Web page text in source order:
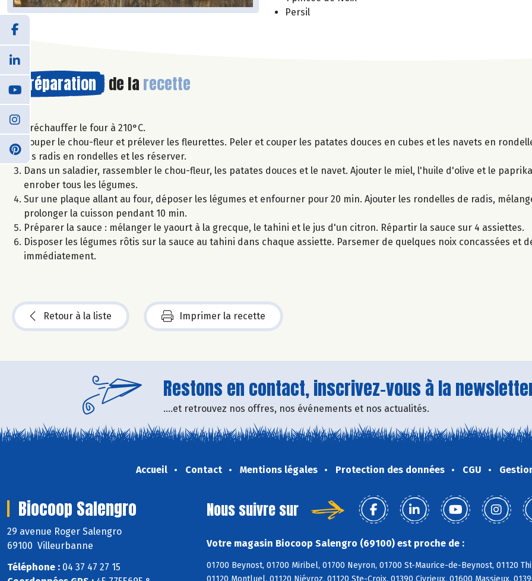
Persil
Préparation de la recette
Préchauffer le four à 210°C.
Couper le chou-fleur et prélever les fleurettes. Peler et couper les patates douces en cubes et les navets en
les radis en rondelles et les réserver.
Dans un saladier, rassembler le chou-fleur, les patates douces et le navet. Ajouter le miel, l'huile d'olive et le
enrober tous les légumes.
Sur une plaque allant au four, déposer les légumes et enfourner pour 20 min. Ajouter les rondelles de radis,
prolonger la cuisson pendant 10 min.
Préparer la sauce : mélanger le yaourt à la grecque, le tahini et le jus d'un citron. Répartir la sauce sur 4 assiettes.
Disposer les légumes rôtis sur la sauce au tahini dans chaque assiette. Parsemer de quelques noix concassées et
immédiatement.
Retour à la liste Imprimer la recette
Restons en contact, inscrivez-vous à la
....et retrouvez nos offres, nos événements et nos actualités.
Accueil Contact Mentions légales Protection des données CGU
Biocoop Salengro
29 avenue Roger Salengro
69100 Villeurbanne
Téléphone : 04 37 47 27 15
Nous suivre sur
Votre magasin Biocoop Salengro (69100) est proche de :
01700 Beynost, 01700 Miribel, 01700 Neyron, 01700 St-Maurice-de-Beynost, 01120
01120 Montluel, 01120 Niévroz, 01120 Ste-Croix, 01390 Civrieux, 01600 Massieux,